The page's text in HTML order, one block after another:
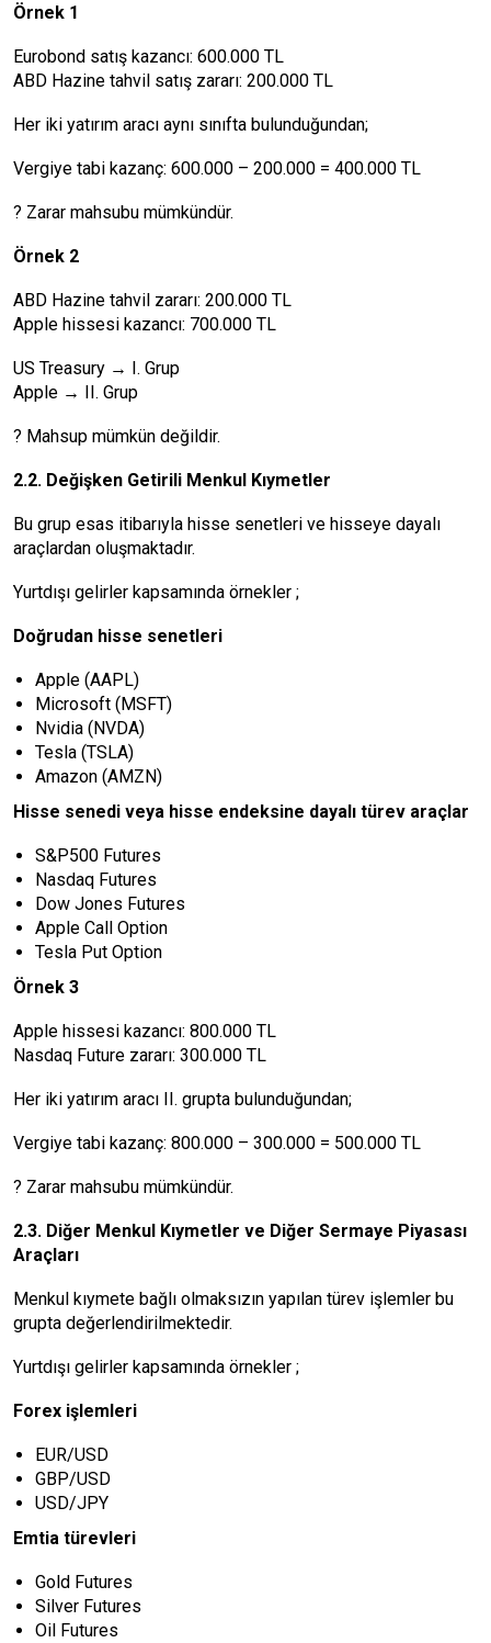
Örnek 1
Eurobond satış kazancı: 600.000 TL
ABD Hazine tahvil satış zararı: 200.000 TL
Her iki yatırım aracı aynı sınıfta bulunduğundan;
Vergiye tabi kazanç: 600.000 – 200.000 = 400.000 TL
? Zarar mahsubu mümkündür.
Örnek 2
ABD Hazine tahvil zararı: 200.000 TL
Apple hissesi kazancı: 700.000 TL
US Treasury → I. Grup
Apple → II. Grup
? Mahsup mümkün değildir.
2.2. Değişken Getirili Menkul Kıymetler
Bu grup esas itibarıyla hisse senetleri ve hisseye dayalı
araçlardan oluşmaktadır.
Yurtdışı gelirler kapsamında örnekler ;
Doğrudan hisse senetleri
Apple (AAPL)
Microsoft (MSFT)
Nvidia (NVDA)
Tesla (TSLA)
Amazon (AMZN)
Hisse senedi veya hisse endeksine dayalı türev araçlar
S&P500 Futures
Nasdaq Futures
Dow Jones Futures
Apple Call Option
Tesla Put Option
Örnek 3
Apple hissesi kazancı: 800.000 TL
Nasdaq Future zararı: 300.000 TL
Her iki yatırım aracı II. grupta bulunduğundan;
Vergiye tabi kazanç: 800.000 – 300.000 = 500.000 TL
? Zarar mahsubu mümkündür.
2.3. Diğer Menkul Kıymetler ve Diğer Sermaye Piyasası
Araçları
Menkul kıymete bağlı olmaksızın yapılan türev işlemler bu
grupta değerlendirilmektedir.
Yurtdışı gelirler kapsamında örnekler ;
Forex işlemleri
EUR/USD
GBP/USD
USD/JPY
Emtia türevleri
Gold Futures
Silver Futures
Oil Futures